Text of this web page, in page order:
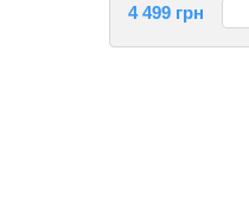
4 499 грн